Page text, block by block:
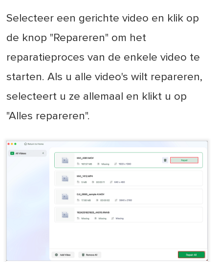
Selecteer een gerichte video en klik op
de knop "Repareren" om het
reparatieproces van de enkele video te
starten. Als u alle video's wilt repareren,
selecteert u ze allemaal en klikt u op
"Alles repareren".